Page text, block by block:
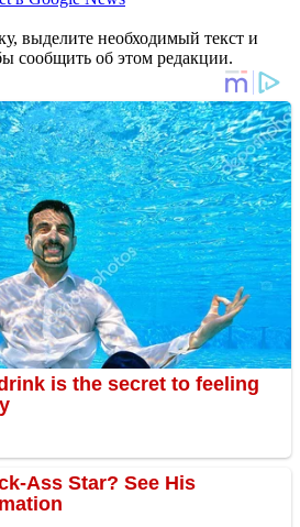
выделите необходимый текст и
сообщить об этом редакции.